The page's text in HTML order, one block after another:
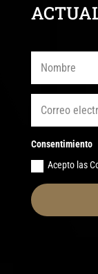
Consentimiento
Acepto las